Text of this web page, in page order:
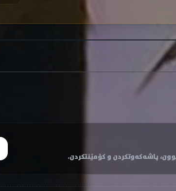
پاشەکەوتکردن و کۆمێنتکردن.